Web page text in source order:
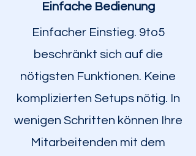
Einfache Bedienung
Einfacher Einstieg. 9to5
beschränkt sich auf die
nötigsten Funktionen. Keine
komplizierten Setups nötig. In
wenigen Schritten können Ihre
Mitarbeitenden mit dem